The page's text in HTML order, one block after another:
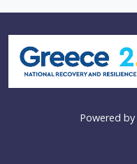
Powered by